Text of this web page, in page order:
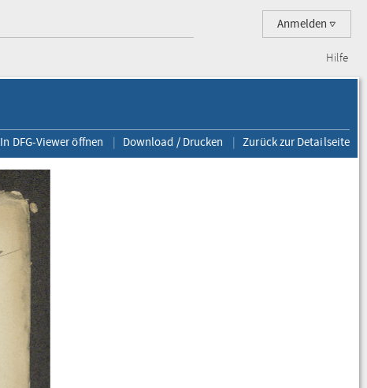
Anmelden
Hilfe
In DFG-Viewer öffnen Download / Drucken Zurück zur Detailseite